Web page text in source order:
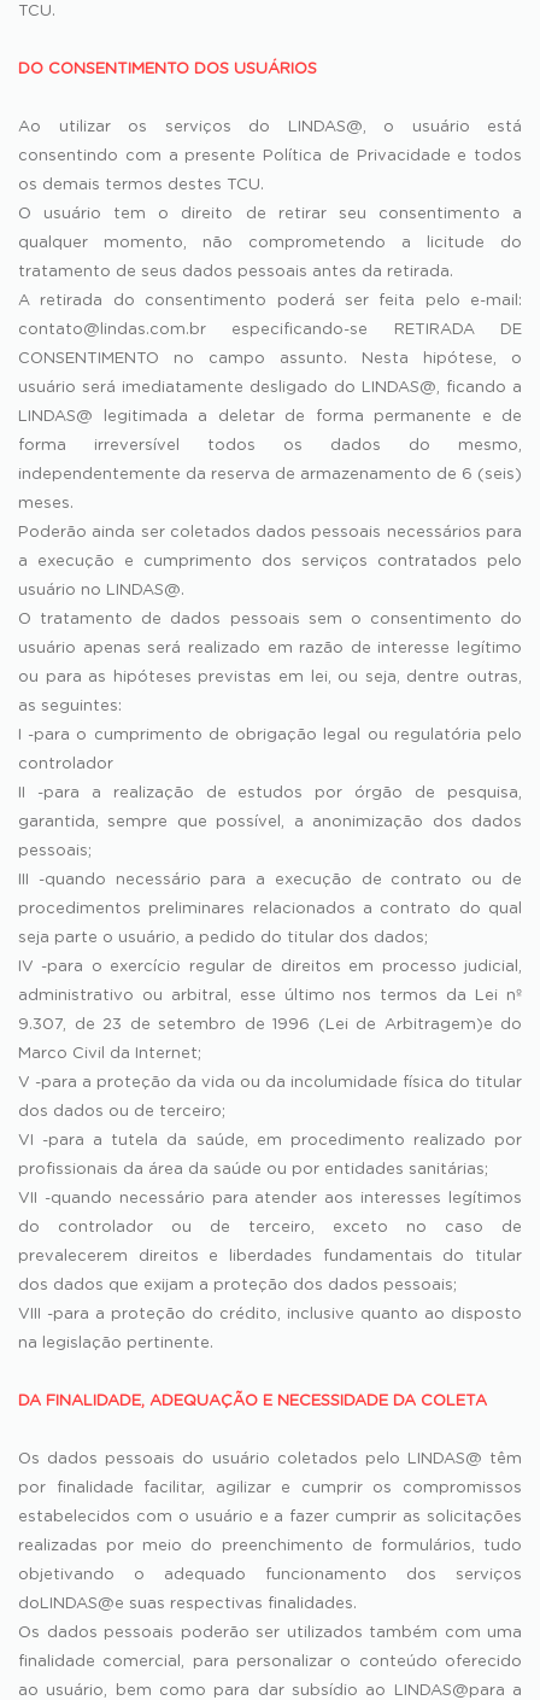
TCU.
DO CONSENTIMENTO DOS USUÁRIOS
Ao utilizar os serviços do LINDAS@, o usuário está
consentindo com a presente Política de Privacidade e todos
os demais termos destes TCU.
O usuário tem o direito de retirar seu consentimento a
qualquer momento, não comprometendo a licitude do
tratamento de seus dados pessoais antes da retirada.
A retirada do consentimento poderá ser feita pelo e-mail:
contato@lindas.com.br especificando-se RETIRADA DE
CONSENTIMENTO no campo assunto. Nesta hipótese, o
usuário será imediatamente desligado do LINDAS@, ficando a
LINDAS@ legitimada a deletar de forma permanente e de
forma irreversível todos os dados do mesmo,
independentemente da reserva de armazenamento de 6 (seis)
meses.
Poderão ainda ser coletados dados pessoais necessários para
a execução e cumprimento dos serviços contratados pelo
usuário no LINDAS@.
O tratamento de dados pessoais sem o consentimento do
usuário apenas será realizado em razão de interesse legítimo
ou para as hipóteses previstas em lei, ou seja, dentre outras,
as seguintes:
I -para o cumprimento de obrigação legal ou regulatória pelo
controlador
II -para a realização de estudos por órgão de pesquisa,
garantida, sempre que possível, a anonimização dos dados
pessoais;
III -quando necessário para a execução de contrato ou de
procedimentos preliminares relacionados a contrato do qual
seja parte o usuário, a pedido do titular dos dados;
IV -para o exercício regular de direitos em processo judicial,
administrativo ou arbitral, esse último nos termos da Lei nº
9.307, de 23 de setembro de 1996 (Lei de Arbitragem)e do
Marco Civil da Internet;
V -para a proteção da vida ou da incolumidade física do titular
dos dados ou de terceiro;
VI -para a tutela da saúde, em procedimento realizado por
profissionais da área da saúde ou por entidades sanitárias;
VII -quando necessário para atender aos interesses legítimos
do controlador ou de terceiro, exceto no caso de
prevalecerem direitos e liberdades fundamentais do titular
dos dados que exijam a proteção dos dados pessoais;
VIII -para a proteção do crédito, inclusive quanto ao disposto
na legislação pertinente.
DA FINALIDADE, ADEQUAÇÃO E NECESSIDADE DA COLETA
Os dados pessoais do usuário coletados pelo LINDAS@ têm
por finalidade facilitar, agilizar e cumprir os compromissos
estabelecidos com o usuário e a fazer cumprir as solicitações
realizadas por meio do preenchimento de formulários, tudo
objetivando o adequado funcionamento dos serviços
doLINDAS@e suas respectivas finalidades.
Os dados pessoais poderão ser utilizados também com uma
finalidade comercial, para personalizar o conteúdo oferecido
ao usuário, bem como para dar subsídio ao LINDAS@para a